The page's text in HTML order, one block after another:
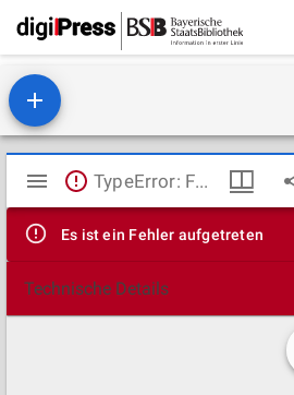
Mirador
Viewer
TypeError: Failed to fetch
Es ist ein Fehler aufgetreten
Technische Details